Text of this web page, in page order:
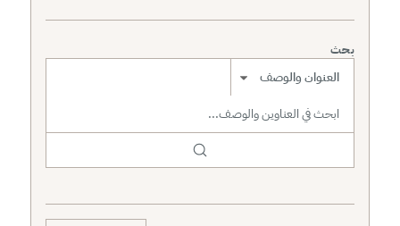
بحث
نطاق البحث